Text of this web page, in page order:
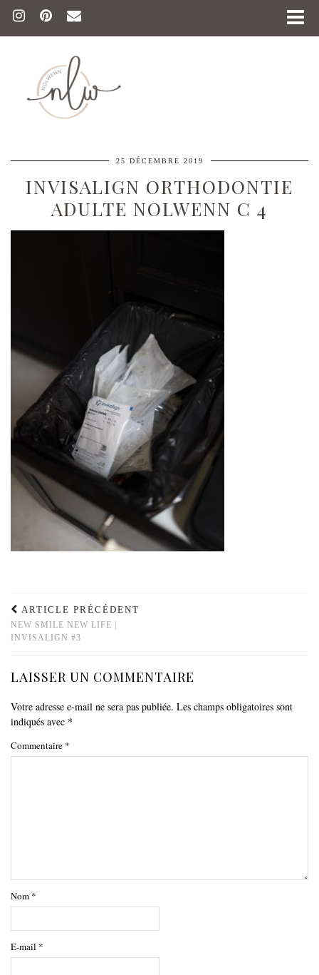
25 DÉCEMBRE 2019
INVISALIGN ORTHODONTIE
ADULTE NOLWENN C 4
ARTICLE PRÉCÉDENT
NEW SMILE NEW LIFE |
INVISALIGN #3
LAISSER UN COMMENTAIRE
Votre adresse e-mail ne sera pas publiée. Les champs obligatoires sont
indiqués avec *
Commentaire *
Nom *
E-mail *